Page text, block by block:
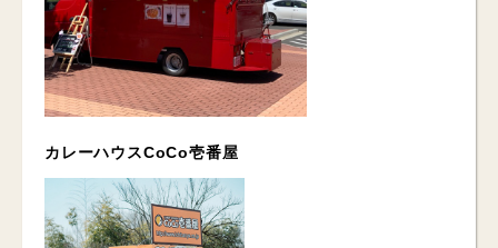
カレーハウスCoCo壱番屋